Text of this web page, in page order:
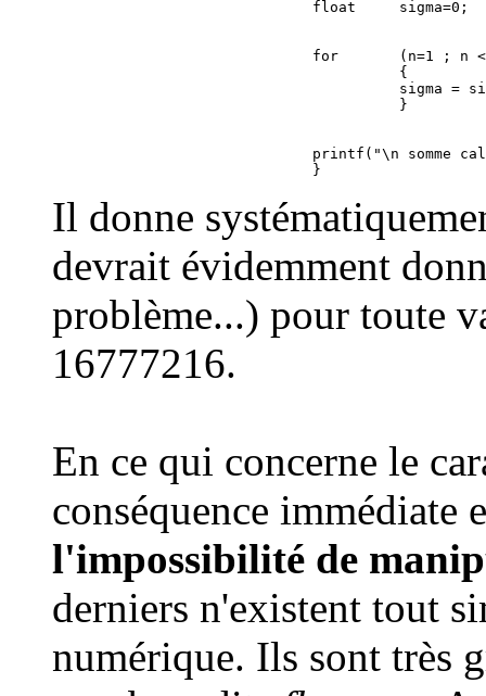
for       (n=1 ; n
                                        {
sigma =
printf("\n somme
Il donne
devrait évidemment
problème...) pour toute
16777216.
En ce qui concerne le
conséquence immédiate
l'impossibilité de
derniers n'existent tout
numérique. Ils sont très